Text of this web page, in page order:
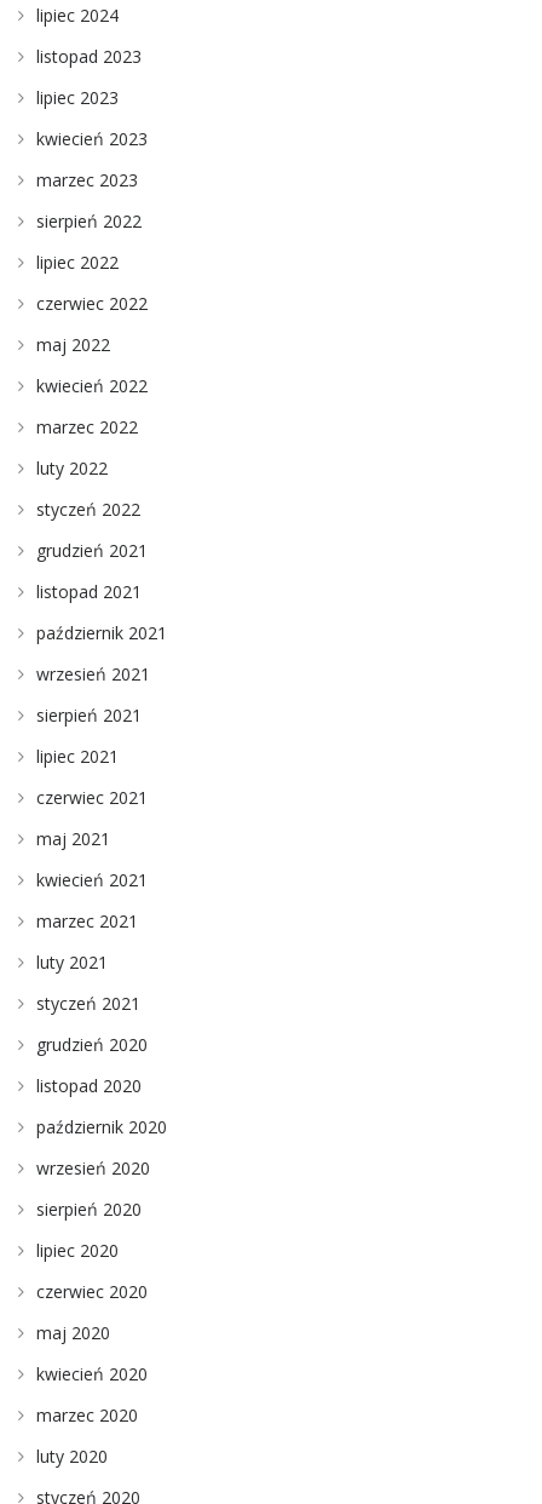
lipiec 2024
listopad 2023
lipiec 2023
kwiecień 2023
marzec 2023
sierpień 2022
lipiec 2022
czerwiec 2022
maj 2022
kwiecień 2022
marzec 2022
luty 2022
styczeń 2022
grudzień 2021
listopad 2021
październik 2021
wrzesień 2021
sierpień 2021
lipiec 2021
czerwiec 2021
maj 2021
kwiecień 2021
marzec 2021
luty 2021
styczeń 2021
grudzień 2020
listopad 2020
październik 2020
wrzesień 2020
sierpień 2020
lipiec 2020
czerwiec 2020
maj 2020
kwiecień 2020
marzec 2020
luty 2020
styczeń 2020